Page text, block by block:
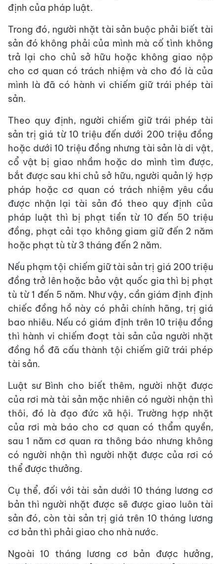
định của pháp luật.
Trong đó, người nhặt tài sản buộc phải biết tài
sản đó không phải của mình mà cố tình không
trả lại cho chủ sở hữu hoặc không giao nộp
cho cơ quan có trách nhiệm và cho đó là của
mình là đã có hành vi chiếm giữ trái phép tài
sản.
Theo quy định, người chiếm giữ trái phép tài
sản trị giá từ 10 triệu đến dưới 200 triệu đồng
hoặc dưới 10 triệu đồng nhưng tài sản là di vật,
cổ vật bị giao nhầm hoặc do mình tìm được,
bắt được sau khi chủ sở hữu, người quản lý hợp
pháp hoặc cơ quan có trách nhiệm yêu cầu
được nhận lại tài sản đó theo quy định của
pháp luật thì bị phạt tiền từ 10 đến 50 triệu
đồng, phạt cải tạo không giam giữ đến 2 năm
hoặc phạt tù từ 3 tháng đến 2 năm.
Nếu phạm tội chiếm giữ tài sản trị giá 200 triệu
đồng trở lên hoặc bảo vật quốc gia thì bị phạt
tù từ 1 đến 5 năm. Như vậy, cần giám định định
chiếc đồng hồ này có phải chính hãng, trị giá
bao nhiêu. Nếu có giám định trên 10 triệu đồng
thì hành vi chiếm đoạt tài sản của người nhặt
đồng hồ đã cấu thành tội chiếm giữ trái phép
tài sản.
Luật sư Bình cho biết thêm, người nhặt được
của rơi mà tài sản mặc nhiên có người nhận thì
thôi, đó là đạo đức xã hội. Trường hợp nhặt
của rơi mà báo cho cơ quan có thẩm quyền,
sau 1 năm cơ quan ra thông báo nhưng không
có người nhận thì người nhặt được của rơi có
thể được thưởng.
Cụ thể, đối với tài sản dưới 10 tháng lương cơ
bản thì người nhặt được sẽ được giao luôn tài
sản đó, còn tài sản trị giá trên 10 tháng lương
cơ bản thì phải giao cho nhà nước.
Ngoài 10 tháng lương cơ bản được hưởng,